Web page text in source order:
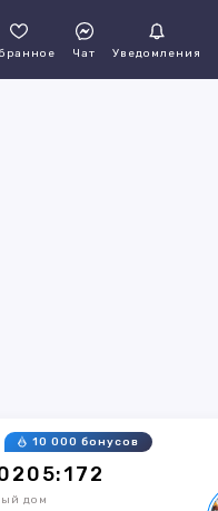
Чат Уведомления
10 000 бонусов
дом